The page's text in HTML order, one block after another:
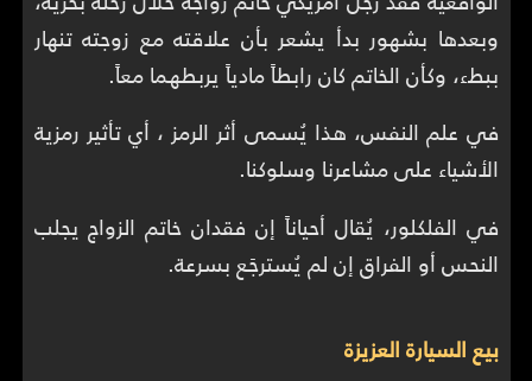
وبعدها بشهور بدأ يشعر بأن علاقته مع زوجته تنهار
ببطء، وكأن الخاتم كان رابطاً مادياً يربطهما معاً.
في علم النفس، هذا يُسمى أثر الرمز ، أي تأثير رمزية
الأشياء على مشاعرنا وسلوكنا.
في الفلكلور، يُقال أحياناً إن فقدان خاتم الزواج يجلب
النحس أو الفراق إن لم يُسترجَع بسرعة.
بيع السيارة العزيزة